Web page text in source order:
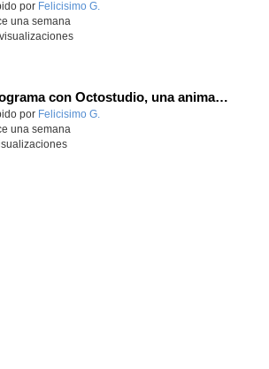
educativo.
por Felicisimo G.
una semana
Programa con Octostudio, una animación utilizando la cámara para una foto y audio y texto para comunicar.
educativo.
por Felicisimo G.
una semana